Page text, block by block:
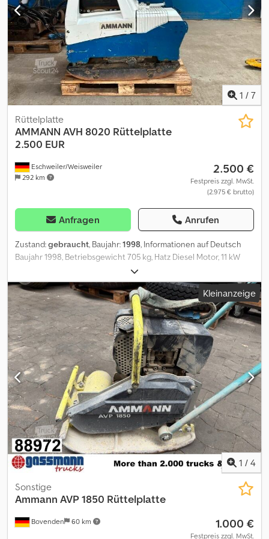
oder Leasingangebot. Dksdpfx Ajzc Thlenkor Bitte sprechen Sie
uns an!
1 / 7
Eschweiler/Weisweiler
292 km
Rüttelplatte
AMMANN AVH 8020 Rüttelplatte
2.500 EUR
2.500 €
Festpreis zzgl. MwSt.
(2.975 € brutto)
Anfragen Anrufen
Zustand:gebraucht, Baujahr:1998, Informationen auf Deutsch
Baujahr 1998, Betriebsgewicht 705 kg, Hatz Diesel Motor, 11 kW
Nettopreis: 2.500 EUR Mwst. 19 % Bruttopreis: 2.975 EUR Irrtümer
und Zwischenverkauf vorbehalten! Dodpfxozii U Hs Ankskr
Weitere Informationen Typ: Rüttelplatte Motormarke: Hatz
Wenden Sie sich an Philip Müller , , p-), um weitere Informationen
zu erhalten.----Information in English Type: Vibratory plate Make
of engine: Hatz Rental currency: EUR Please contact Philip Müller ,
, p-) for more information
Kleinanzeige
1 / 4
Bovenden 60 km
Sonstige
Ammann AVP 1850 Rüttelplatte
1.000 €
Festpreis zzgl. MwSt.